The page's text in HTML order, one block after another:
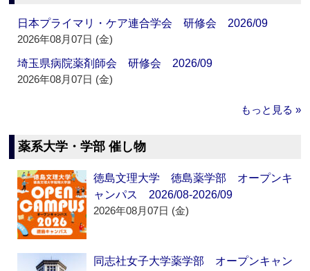
日本プライマリ・ケア連合学会 研修会 2026/09
2026年08月07日 (金)
埼玉県病院薬剤師会 研修会 2026/09
2026年08月07日 (金)
もっと見る »
薬系大学・学部 催し物
徳島文理大学 徳島薬学部 オープンキ
ャンパス 2026/08-2026/09
2026年08月07日 (金)
同志社女子大学薬学部 オープンキャン